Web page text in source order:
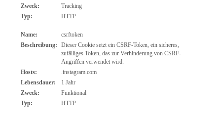
Zweck:
Tracking
Typ:
HTTP
Name:
csrftoken
Beschreibung:
Dieser Cookie setzt ein CSRF-Token, ein sicheres,
zufälliges Token, das zur Verhinderung von CSRF-
Angriffen verwendet wird.
Hosts:
.instagram.com
Lebensdauer:
1 Jahr
Zweck:
Funktional
Typ:
HTTP